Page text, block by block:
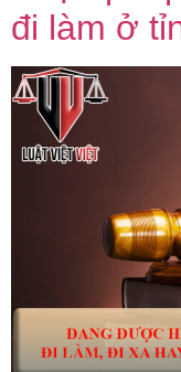
đi làm ở